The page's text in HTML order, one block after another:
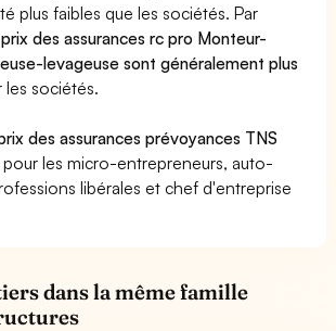
plus faibles que les sociétés. Par
des assurances rc pro Monteur-
levageuse sont généralement plus
les sociétés.
des assurances prévoyances TNS
pour les micro-entrepreneurs, auto-
libérales et chef d'entreprise
dans la même famille